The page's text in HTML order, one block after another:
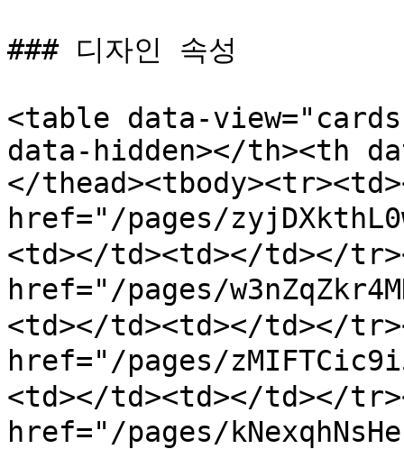
### 디자인 속성
<table data-
data-hidden></th><th
</
href="/pages/
<td></td><td></td></
href="/pages/
<td></td><td></td></
href="/pages/
<td></td><td></td></
href="/pages/